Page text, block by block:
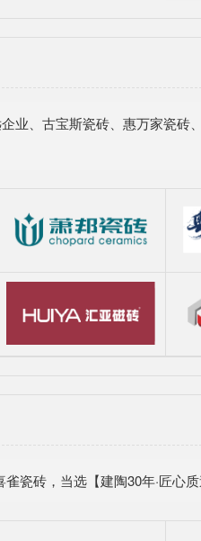
业、古宝斯瓷砖、惠万家瓷砖
瓷砖，当选【建陶30年·匠心质